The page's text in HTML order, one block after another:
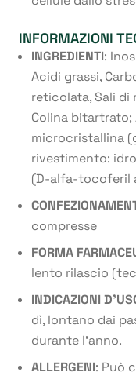
INFORMAZIONI
INGREDIENTI:
Acidi grassi,
reticolata, Sali di
Colina
microcristallina
rivestimento:
(D-alfa-tocoferil
compresse
FORMA
lento rilascio
INDICAZIONI
dì, lontano dai
durante l’anno.
ALLERGENI: Può